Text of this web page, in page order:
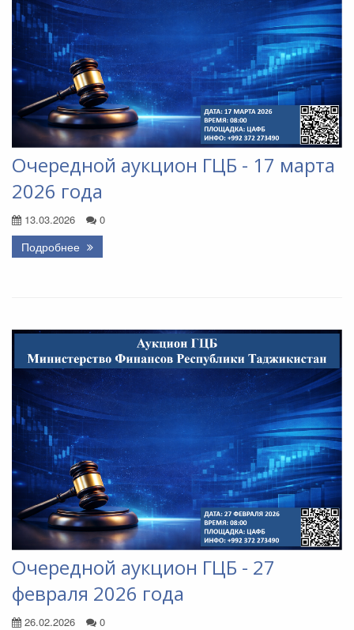
Очередной аукцион ГЦБ - 17 марта
2026 года
13.03.2026 0
Подробнее
Очередной аукцион ГЦБ - 27
февраля 2026 года
26.02.2026 0